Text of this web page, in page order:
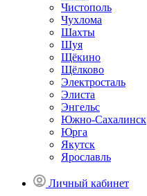
Чистополь
Чухлома
Шахты
Шуя
Щёкино
Щёлково
Электросталь
Элиста
Энгельс
Южно-Сахалинск
Юрга
Якутск
Ярославль
Личный кабинет